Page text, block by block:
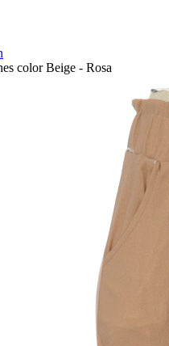
color Beige - Rosa